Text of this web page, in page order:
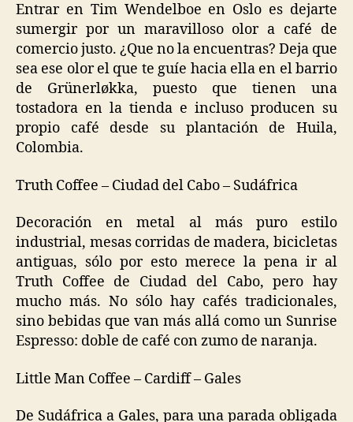
Entrar en Tim Wendelboe en Oslo es dejarte
sumergir por un maravilloso olor a café de
comercio justo. ¿Que no la encuentras? Deja que
sea ese olor el que te guíe hacia ella en el barrio
de Grünerløkka, puesto que tienen una
tostadora en la tienda e incluso producen su
propio café desde su plantación de Huila,
Colombia.
Truth Coffee – Ciudad del Cabo – Sudáfrica
Decoración en metal al más puro estilo
industrial, mesas corridas de madera, bicicletas
antiguas, sólo por esto merece la pena ir al
Truth Coffee de Ciudad del Cabo, pero hay
mucho más. No sólo hay cafés tradicionales,
sino bebidas que van más allá como un Sunrise
Espresso: doble de café con zumo de naranja.
Little Man Coffee – Cardiff – Gales
De Sudáfrica a Gales, para una parada obligada